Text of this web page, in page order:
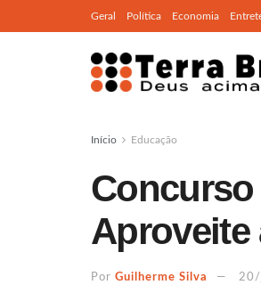
Geral Política Economia
Início Educação
Aproveite
Por Guilherme Silva 20/